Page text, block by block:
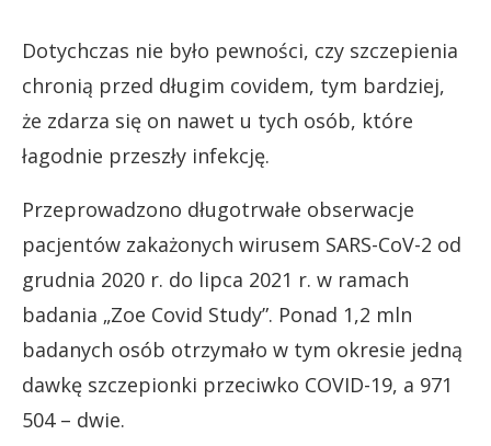
Dotychczas nie było pewności, czy szczepienia
chronią przed długim covidem, tym bardziej,
że zdarza się on nawet u tych osób, które
łagodnie przeszły infekcję.
Przeprowadzono długotrwałe obserwacje
pacjentów zakażonych wirusem SARS-CoV-2 od
grudnia 2020 r. do lipca 2021 r. w ramach
badania „Zoe Covid Study”. Ponad 1,2 mln
badanych osób otrzymało w tym okresie jedną
dawkę szczepionki przeciwko COVID-19, a 971
504 – dwie.